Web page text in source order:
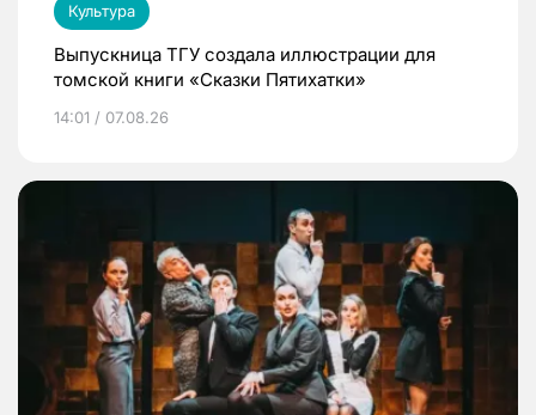
Культура
Выпускница ТГУ создала иллюстрации для
томской книги «Сказки Пятихатки»
14:01 / 07.08.26